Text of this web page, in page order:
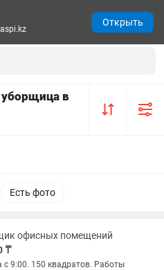
в
Есть фото
офисных помещений
₸
с 9:00. 150 квадратов. Работы
Открыть